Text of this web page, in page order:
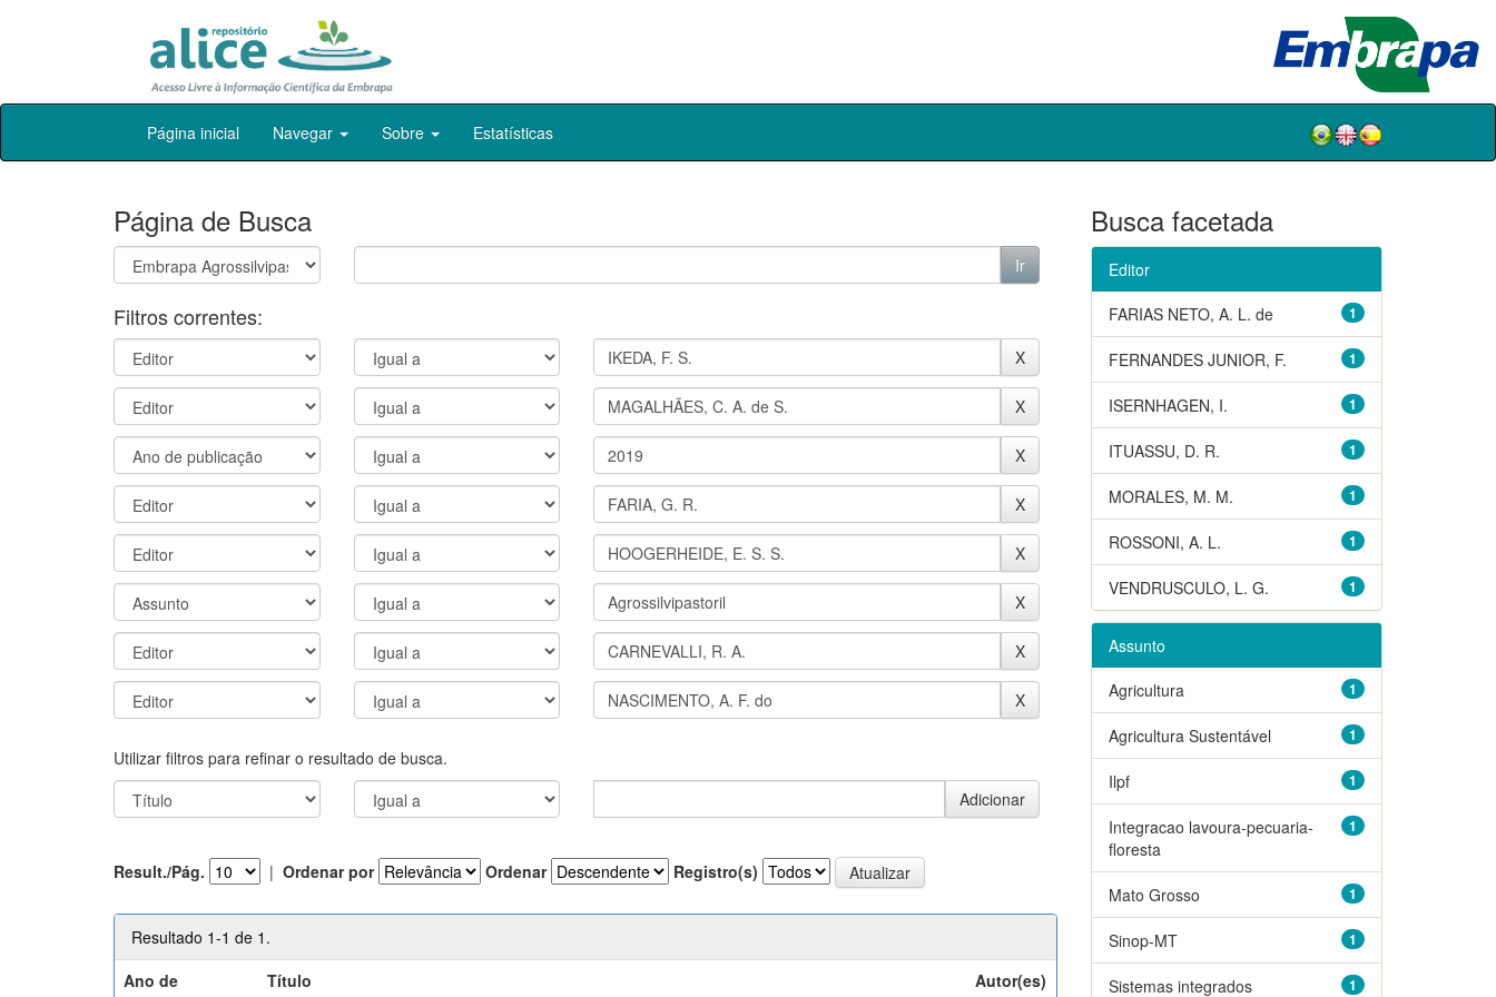
Skip
Página inicial Navegar Sobre Estatísticas
Página de Busca
Filtros correntes:
Utilizar filtros para refinar o resultado de busca.
Result./Pág. | Ordenar por Ordenar Registro(s)
Resultado 1-1 de 1.
Ano de
Título Autor(es)
Busca facetada
Editor
1
FARIAS NETO, A. L. de
1
FERNANDES JUNIOR, F.
1
ISERNHAGEN, I.
1
ITUASSU, D. R.
1
MORALES, M. M.
1
ROSSONI, A. L.
1
VENDRUSCULO, L. G.
Assunto
1
Agricultura
1
Agricultura Sustentável
1
Ilpf
1
Integracao lavoura-pecuaria-
floresta
1
Mato Grosso
1
Sinop-MT
1
Sistemas integrados